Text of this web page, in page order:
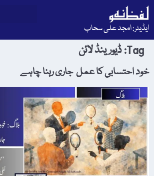
ایڈیٹر: امجد علی سحاب
Tag: ڈیورینڈ لائن
خود احتسابی کا عمل جاری رہنا چاہے